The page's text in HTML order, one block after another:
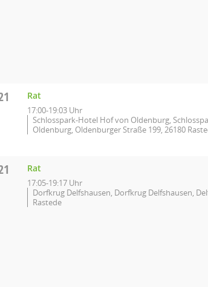
Rat
17:00-19:03 Uhr
Schlosspark-Hotel Hof von Oldenburg,
Oldenburg, Oldenburger Straße 199, 26180
Rat
17:05-19:17 Uhr
Dorfkrug Delfshausen, Dorfkrug Delfshausen,
Rastede